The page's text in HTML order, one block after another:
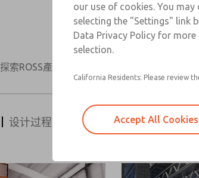
探索ROSS產品和解決方案在各行各業的應用
设计过程 方向控制 电气 液压
our use of cookies. You
selecting the "Settings" link
Data Privacy Policy for
selection.
California Residents: Please review
Accept All Cookies